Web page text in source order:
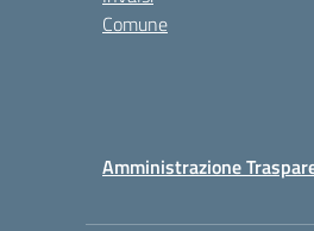
Comune
Amministrazione